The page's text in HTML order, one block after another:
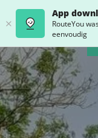
App
RouteYou
eenvoudig